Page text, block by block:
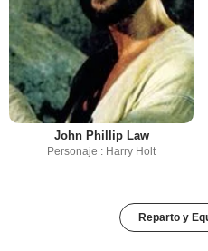
John Phillip Law
Personaje : Harry Holt
Reparto y